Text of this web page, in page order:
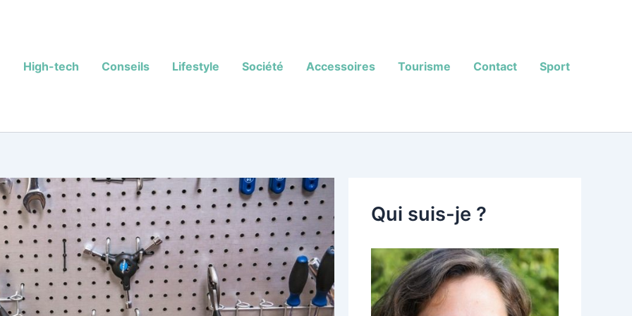
High-tech
Conseils Lifestyle Société Accessoires Tourisme Contact Sport
Qui suis-je ?